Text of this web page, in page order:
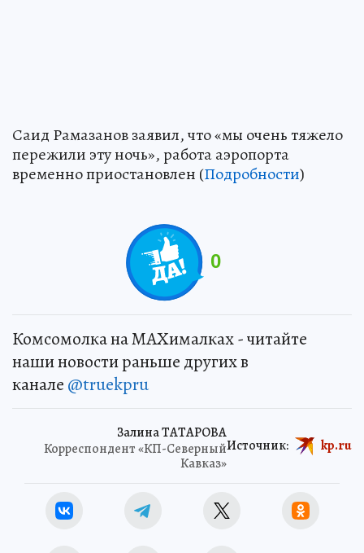
Саид Рамазанов заявил, что «мы очень тяжело
пережили эту ночь», работа аэропорта
временно приостановлен (Подробности)
0
Комсомолка на MAXималках - читайте
наши новости раньше других в
канале @truekpru
Залина ТАТАРОВА
Корреспондент «КП-Северный
Кавказ»
Источник: kp.ru